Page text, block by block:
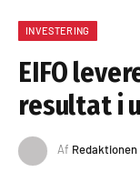
INVESTERING
EIFO
resultat i
Af Redaktionen